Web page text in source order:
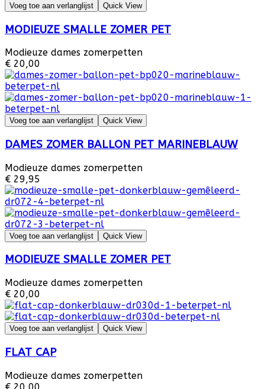
Voeg toe aan verlanglijst Quick View
MODIEUZE SMALLE ZOMER PET
Modieuze dames zomerpetten
€ 20,00
Voeg toe aan verlanglijst Quick View
DAMES ZOMER BALLON PET MARINEBLAUW
Modieuze dames zomerpetten
€ 29,95
Voeg toe aan verlanglijst Quick View
MODIEUZE SMALLE ZOMER PET
Modieuze dames zomerpetten
€ 20,00
Voeg toe aan verlanglijst Quick View
FLAT CAP
Modieuze dames zomerpetten
€ 20,00